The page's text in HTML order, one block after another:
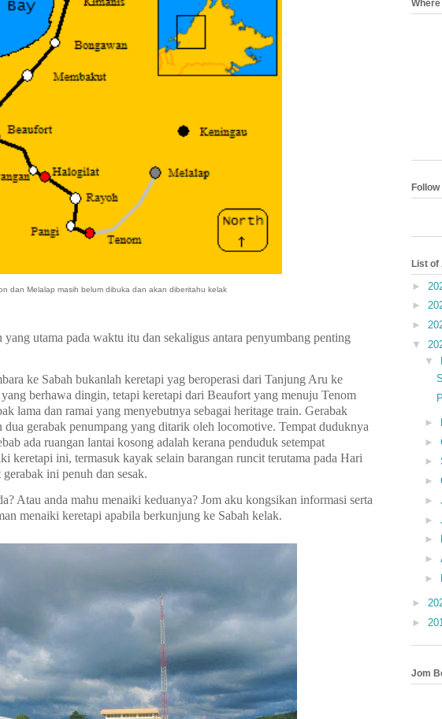
dan Melalap masih belum dibuka dan akan diberitahu kelak
utama pada waktu itu dan sekaligus antara penyumbang penting
ke Sabah bukanlah keretapi yag beroperasi dari Tanjung Aru ke
berhawa dingin, tetapi keretapi dari Beaufort yang menuju Tenom
lama dan ramai yang menyebutnya sebagai heritage train. Gerabak
gerabak penumpang yang ditarik oleh locomotive. Tempat duduknya
ada ruangan lantai kosong adalah kerana penduduk setempat
keretapi ini, termasuk kayak selain barangan runcit terutama pada Hari
ini penuh dan sesak.
Atau anda mahu menaiki keduanya? Jom aku kongsikan informasi serta
menaiki keretapi apabila berkunjung ke Sabah kelak.
List of
►
►
►
▼
▼
►
►
►
►
►
►
►
►
►
►
►
Jom